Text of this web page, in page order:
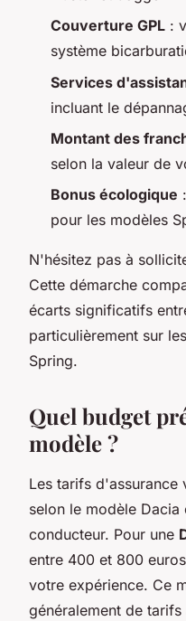
Couverture GPL :
système
Services
incluant le
Montant des
selon la valeur de
Bonus écologique
pour les modèles
N'hésitez pas à
Cette démarche
écarts significatifs
particulièrement sur
Spring.
Quel budget
modèle ?
Les tarifs d'assurance
selon le modèle
conducteur. Pour une
entre 400 et 800
votre expérience. Ce
généralement de